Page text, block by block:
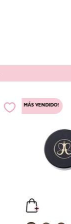
MÁS VENDIDO!